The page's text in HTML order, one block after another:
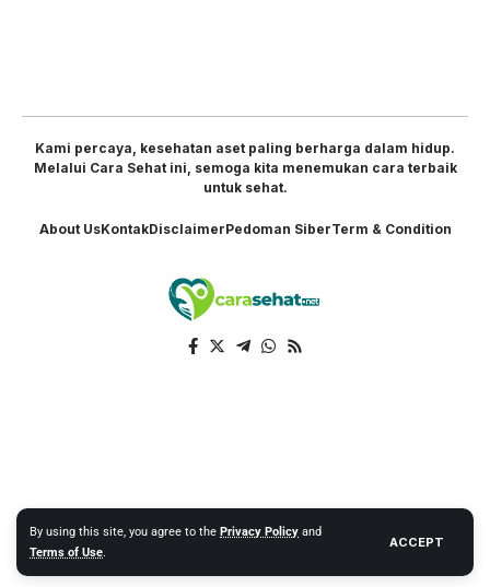
By using this site, you agree to the Privacy Policy and
Terms of Use.
ACCEPT
Kami percaya, kesehatan aset paling berharga dalam hidup.
Melalui Cara Sehat ini, semoga kita menemukan cara terbaik
untuk sehat.
About UsKontakDisclaimerPedoman SiberTerm & Condition